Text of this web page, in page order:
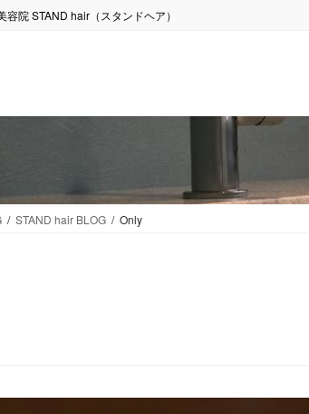
容院 STAND hair（スタンドヘア）
STAND hair BLOG Only